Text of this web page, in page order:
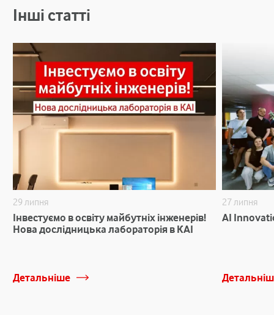
Інші статті
29 липня
Інвестуємо в освіту майбутніх інженерів!
Нова дослідницька лабораторія в КАІ
Детальніше
27 липня
AI